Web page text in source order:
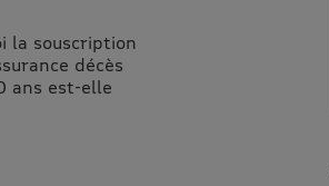
la souscription
décès
ans est-elle